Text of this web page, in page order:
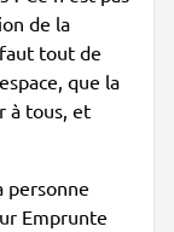
de la
tout de
que la
à tous, et
personne
Emprunte